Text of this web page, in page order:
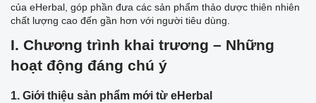
của eHerbal, góp phần đưa các sản phẩm thảo dược thiên nhiên
chất lượng cao đến gần hơn với người tiêu dùng.
I. Chương trình khai trương – Những
hoạt động đáng chú ý
1. Giới thiệu sản phẩm mới từ eHerbal